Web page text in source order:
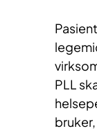
PLL